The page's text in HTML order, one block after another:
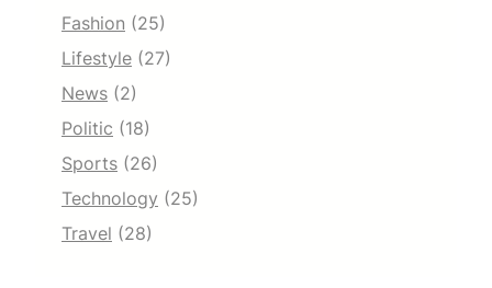
Fashion (25)
Lifestyle (27)
News (2)
Politic (18)
Sports (26)
Technology (25)
Travel (28)